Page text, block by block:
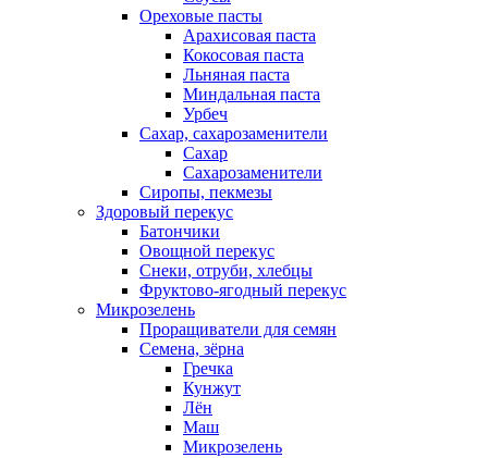
Ореховые пасты
Арахисовая паста
Кокосовая паста
Льняная паста
Миндальная паста
Урбеч
Сахар, сахарозаменители
Сахар
Сахарозаменители
Сиропы, пекмезы
Здоровый перекус
Батончики
Овощной перекус
Снеки, отруби, хлебцы
Фруктово-ягодный перекус
Микрозелень
Проращиватели для семян
Семена, зёрна
Гречка
Кунжут
Лён
Маш
Микрозелень